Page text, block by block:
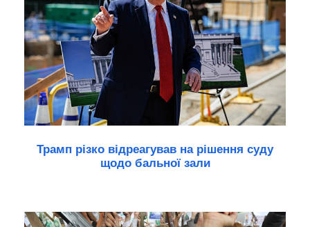
Трамп різко відреагував на рішення суду
щодо бальної зали